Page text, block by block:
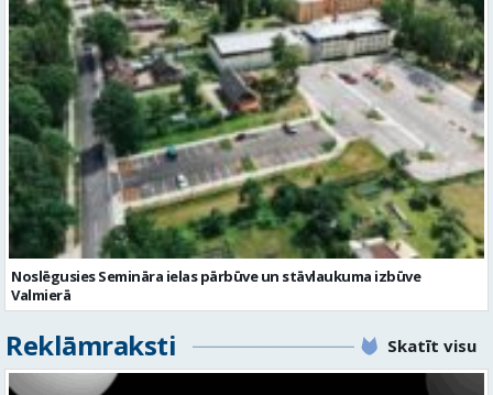
Noslēgusies Semināra ielas pārbūve un stāvlaukuma izbūve
Valmierā
Reklāmraksti Skatīt visu